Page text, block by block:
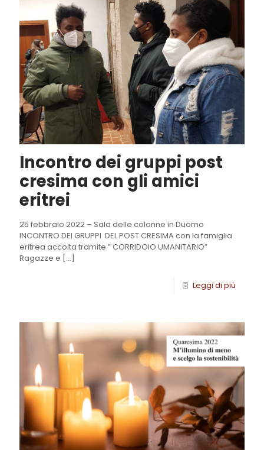
Incontro dei gruppi post
cresima con gli amici
eritrei
25 febbraio 2022 – Sala delle colonne in Duomo
INCONTRO DEI GRUPPI DEL POST CRESIMA con la famiglia
eritrea accolta tramite ” CORRIDOIO UMANITARIO”
Ragazze e […]
Leggi di più